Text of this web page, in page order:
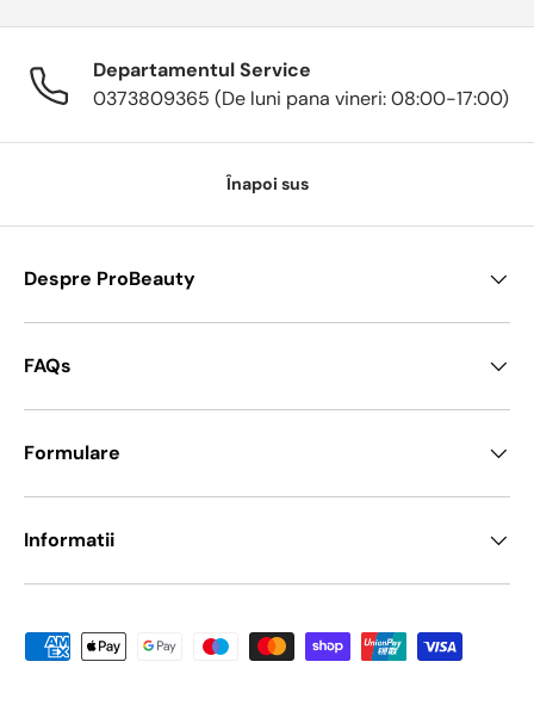
Departamentul Service
0373809365 (De luni pana vineri: 08:00-17:00)
Înapoi sus
Despre ProBeauty
FAQs
Formulare
Informatii
Metode de platā acceptate